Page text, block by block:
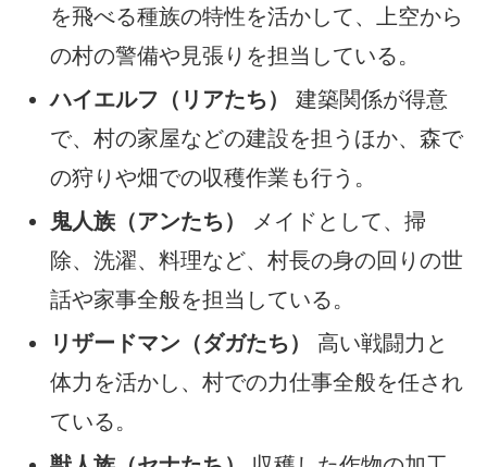
を飛べる種族の特性を活かして、上空から
の村の警備や見張りを担当している。
ハイエルフ（リアたち）
建築関係が得意
で、村の家屋などの建設を担うほか、森で
の狩りや畑での収穫作業も行う。
鬼人族（アンたち）
メイドとして、掃
除、洗濯、料理など、村長の身の回りの世
話や家事全般を担当している。
リザードマン（ダガたち）
高い戦闘力と
体力を活かし、村での力仕事全般を任され
ている。